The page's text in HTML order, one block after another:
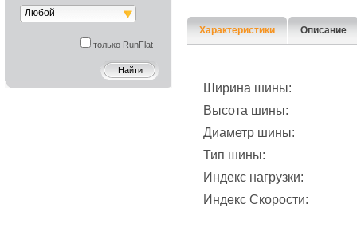
Любой
только RunFlat
Характеристики Описание
Ширина шины:
Высота шины:
Диаметр шины:
Тип шины:
Индекс нагрузки:
Индекс Скорости: